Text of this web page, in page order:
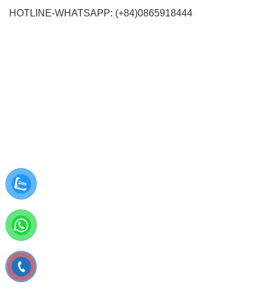
HOTLINE-WHATSAPP: (+84)0865918444